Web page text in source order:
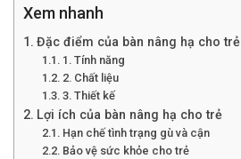
Xem nhanh
Đặc điểm của bàn nâng hạ cho trẻ
1. Tính năng
2. Chất liệu
3. Thiết kế
Lợi ích của bàn nâng hạ cho trẻ
Hạn chế tình trạng gù và cận
Bảo vệ sức khỏe cho trẻ